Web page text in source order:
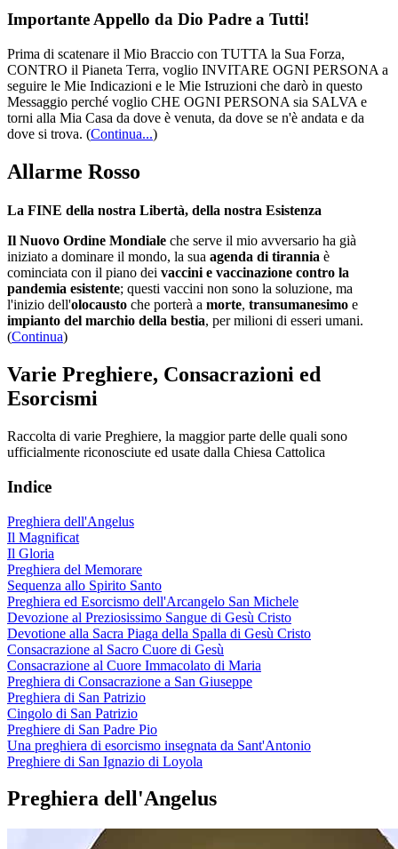
Importante Appello da Dio Padre a Tutti!
Prima di scatenare il Mio Braccio con TUTTA la Sua Forza,
CONTRO il Pianeta Terra, voglio INVITARE OGNI PERSONA a
seguire le Mie Indicazioni e le Mie Istruzioni che darò in questo
Messaggio perché voglio CHE OGNI PERSONA sia SALVA e
torni alla Mia Casa da dove è venuta, da dove se n'è andata e da
dove si trova. (Continua...)
Allarme Rosso
La FINE della nostra Libertà, della nostra Esistenza
Il Nuovo Ordine Mondiale che serve il mio avversario ha già
iniziato a dominare il mondo, la sua agenda di tirannia è
cominciata con il piano dei vaccini e vaccinazione contro la
pandemia esistente; questi vaccini non sono la soluzione, ma
l'inizio dell'olocausto che porterà a morte, transumanesimo e
impianto del marchio della bestia, per milioni di esseri umani.
(Continua)
Varie Preghiere, Consacrazioni ed
Esorcismi
Raccolta di varie Preghiere, la maggior parte delle quali sono
ufficialmente riconosciute ed usate dalla Chiesa Cattolica
Indice
Preghiera dell'Angelus
Il Magnificat
Il Gloria
Preghiera del Memorare
Sequenza allo Spirito Santo
Preghiera ed Esorcismo dell'Arcangelo San Michele
Devozione al Preziosissimo Sangue di Gesù Cristo
Devotione alla Sacra Piaga della Spalla di Gesù Cristo
Consacrazione al Sacro Cuore di Gesù
Consacrazione al Cuore Immacolato di Maria
Preghiera di Consacrazione a San Giuseppe
Preghiera di San Patrizio
Cingolo di San Patrizio
Preghiere di San Padre Pio
Una preghiera di esorcismo insegnata da Sant'Antonio
Preghiere di San Ignazio di Loyola
Preghiera dell'Angelus